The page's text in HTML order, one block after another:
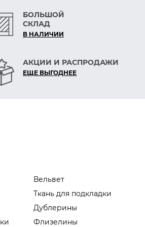
БОЛЬШОЙ
СКЛАД
В НАЛИЧИИ
АКЦИИ И РАСПРОДАЖИ
ЕЩЕ ВЫГОДНЕЕ
Вельвет
Ткань для подкладки
Дублерины
Флизелины